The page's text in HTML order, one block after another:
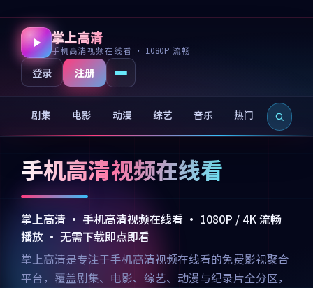
掌上高清
手机高清视频在线看 · 1080P 流畅
登录 注册
剧集 电影 动漫 综艺 音乐 热门 新片
手机高清视频在线看
掌上高清 · 手机高清视频在线看 · 1080P / 4K 流畅
播放 · 无需下载即点即看
掌上高清是专注于手机高清视频在线看的免费影视聚合
平台，覆盖剧集、电影、综艺、动漫与纪录片全分区，